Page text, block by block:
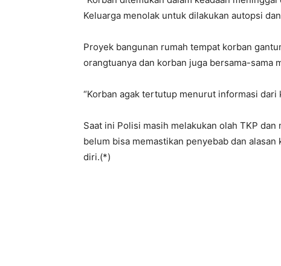
Keluarga menolak untuk dilakukan autopsi
Proyek bangunan rumah tempat korban
orangtuanya dan korban juga bersama-sama
“Korban agak tertutup menurut informasi dari
Saat ini Polisi masih melakukan olah TKP
belum bisa memastikan penyebab dan
diri.(*)